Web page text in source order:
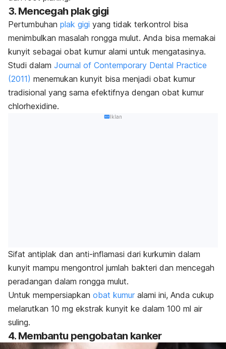
3. Mencegah plak gigi
Pertumbuhan plak gigi yang tidak terkontrol bisa
menimbulkan masalah rongga mulut. Anda bisa memakai
kunyit sebagai obat kumur alami untuk mengatasinya.
Studi dalam Journal of Contemporary Dental Practice
(2011) menemukan kunyit bisa menjadi obat kumur
tradisional yang sama efektifnya dengan obat kumur
chlorhexidine.
Iklan
Sifat antiplak dan anti-inflamasi dari kurkumin dalam
kunyit mampu mengontrol jumlah bakteri dan mencegah
peradangan dalam rongga mulut.
Untuk mempersiapkan obat kumur alami ini, Anda cukup
melarutkan 10 mg ekstrak kunyit ke dalam 100 ml air
suling.
4. Membantu pengobatan kanker